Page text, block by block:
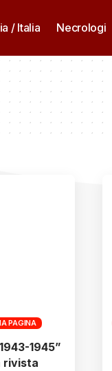
/ Italia Necrologi
PAGINA
1945”
rivista